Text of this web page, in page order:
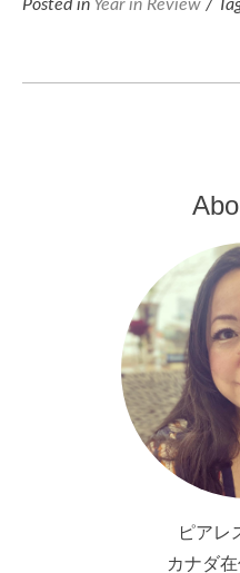
Posted in Year in Review /
ピア
カナダ